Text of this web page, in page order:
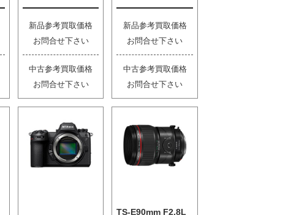
新品参考買取価格
お問合せ下さい
中古参考買取価格
お問合せ下さい
新品参考買取価格
お問合せ下さい
中古参考買取価格
お問合せ下さい
TS-E90mm F2.8L